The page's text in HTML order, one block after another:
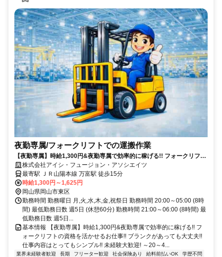
夜勤専属/フォークリフトでの運搬作業
【夜勤専属】時給1,300円&夜勤専属で効率的に稼げる!! フォークリフト
の資格を活かせるお仕事!!
株式会社アイシ・フュージョン・アソシエイツ
最寄駅 ＪＲ山陽本線 万富駅 徒歩15分
時給1,300円～1,625円
岡山県岡山市東区
勤務時間 勤務曜日 月,火,水,木,金,祝祭日 勤務時間 20:00～05:00 (8時
間) 最低勤務日数 週5日 (休憩60分) 勤務時間 21:00～06:00 (8時間) 最
低勤務日数 週5日...
基本情報 【夜勤専属】時給1,300円&夜勤専属で効率的に稼げる!! フ
ォークリフトの資格を活かせるお仕事!! ブランクがあっても大丈夫!!
仕事内容はとってもシンプル!! 未経験大歓迎! ～20～4...
業界未経験者歓迎 長期 フリーター歓迎 社会保険あり 給料前払いOK
学歴不問